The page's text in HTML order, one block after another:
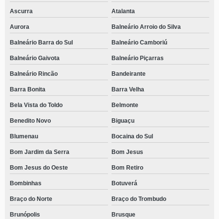
Itaberaba
clínica particular para dependentes químicos telefone Rio Molha
contato de clínica para adolescentes dependentes químicos Gethal
clínica para dependentes químicos próximo de mim telefone Trevo
clínica para dependentes químicos mais perto de mim telefone Pântano do
Sul
telefone de clínica para dependentes químicos Doutor Pedrinho
clínica para dependentes químicos mais perto de mim Vargem
clínica para dependentes químicos perto de mim telefone Irati
telefone de clínica para dependentes químicos e alcoólatras Tifa Monos
Ascurra Atalanta
Aurora Balneário Arroio do Silva
Balneário Barra do Sul Balneário Camboriú
Balneário Gaivota Balneário Piçarras
Balneário Rincão Bandeirante
Barra Bonita Barra Velha
Bela Vista do Toldo Belmonte
Benedito Novo Biguaçu
Blumenau Bocaina do Sul
Bom Jardim da Serra Bom Jesus
Bom Jesus do Oeste Bom Retiro
Bombinhas Botuverá
Braço do Norte Braço do Trombudo
Brunópolis Brusque